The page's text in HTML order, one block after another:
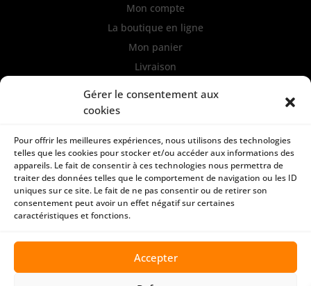
Gérer le consentement aux
cookies
Pour offrir les meilleures expériences, nous utilisons des technologies
telles que les cookies pour stocker et/ou accéder aux informations des
appareils. Le fait de consentir à ces technologies nous permettra de
traiter des données telles que le comportement de navigation ou les ID
uniques sur ce site. Le fait de ne pas consentir ou de retirer son
consentement peut avoir un effet négatif sur certaines
caractéristiques et fonctions.
Accepter
Mon compte
La boutique en ligne
Mon panier
Livraison
INFORMATIONS
Mentions légales et CGU
Politique de confidentialité
Conditions générales de ventes
Paiement sécurisé
CONTACT
ATEA-STORE
BP43402 Fare Tony
98713 PAPEETE | Tahiti